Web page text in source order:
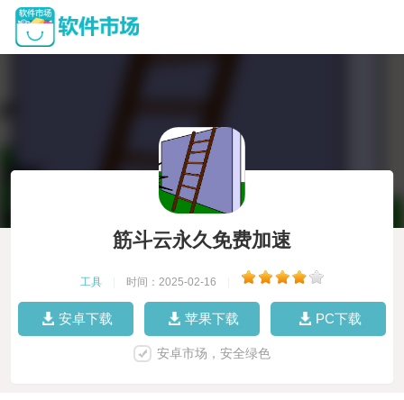
筋斗云永久免费加速
工具 时间：2025-02-16
安卓下载 苹果下载 PC下载
安卓市场，安全绿色